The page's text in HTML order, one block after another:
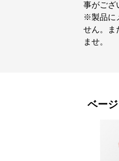
事がござ
※製品に
せん。ま
ませ。
ベー